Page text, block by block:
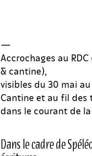
—
Accrochages au
& cantine),
visibles du 30 mai
Cantine et au fil des
dans le courant de
Dans le cadre de